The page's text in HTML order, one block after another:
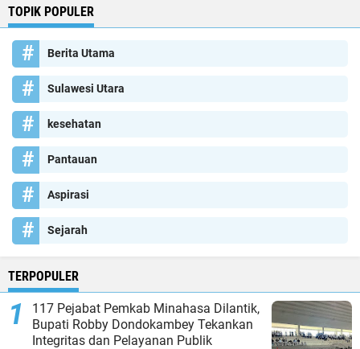
TOPIK POPULER
Berita Utama
Sulawesi Utara
kesehatan
Pantauan
Aspirasi
Sejarah
TERPOPULER
117 Pejabat Pemkab Minahasa Dilantik,
Bupati Robby Dondokambey Tekankan
Integritas dan Pelayanan Publik